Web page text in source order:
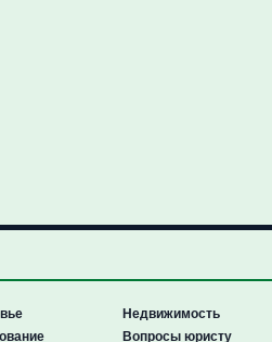
Недвижимость
Вопросы юристу